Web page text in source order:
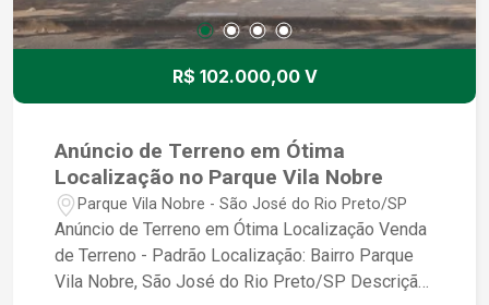
R$ 102.000,00 V
Anúncio de Terreno em Ótima
Localização no Parque Vila Nobre
Parque Vila Nobre - São José do Rio Preto/SP
Anúncio de Terreno em Ótima Localização Venda
de Terreno - Padrão Localização: Bairro Parque
Vila Nobre, São José do Rio Preto/SP Descrição